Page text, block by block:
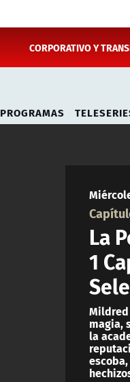
CORPORATIVO Y
PROGRAMAS
La
1
magia,
la